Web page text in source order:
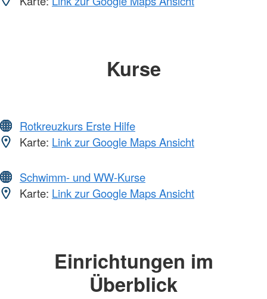
Kurse
Rotkreuzkurs Erste Hilfe
Karte: Link zur Google Maps Ansicht
Schwimm- und WW-Kurse
Karte: Link zur Google Maps Ansicht
Einrichtungen im
Überblick